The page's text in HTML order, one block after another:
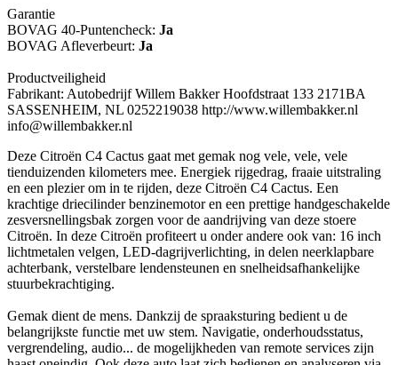
Garantie
BOVAG 40-Puntencheck: Ja
BOVAG Afleverbeurt: Ja
Productveiligheid
Fabrikant: Autobedrijf Willem Bakker Hoofdstraat 133 2171BA
SASSENHEIM, NL 0252219038 http://www.willembakker.nl
info@willembakker.nl
Deze Citroën C4 Cactus gaat met gemak nog vele, vele, vele
tienduizenden kilometers mee. Energiek rijgedrag, fraaie uitstraling
en een plezier om in te rijden, deze Citroën C4 Cactus. Een
krachtige driecilinder benzinemotor en een prettige handgeschakelde
zesversnellingsbak zorgen voor de aandrijving van deze stoere
Citroën. In deze Citroën profiteert u onder andere ook van: 16 inch
lichtmetalen velgen, LED-dagrijverlichting, in delen neerklapbare
achterbank, verstelbare lendensteunen en snelheidsafhankelijke
stuurbekrachtiging.
Gemak dient de mens. Dankzij de spraaksturing bedient u de
belangrijkste functie met uw stem. Navigatie, onderhoudsstatus,
vergrendeling, audio... de mogelijkheden van remote services zijn